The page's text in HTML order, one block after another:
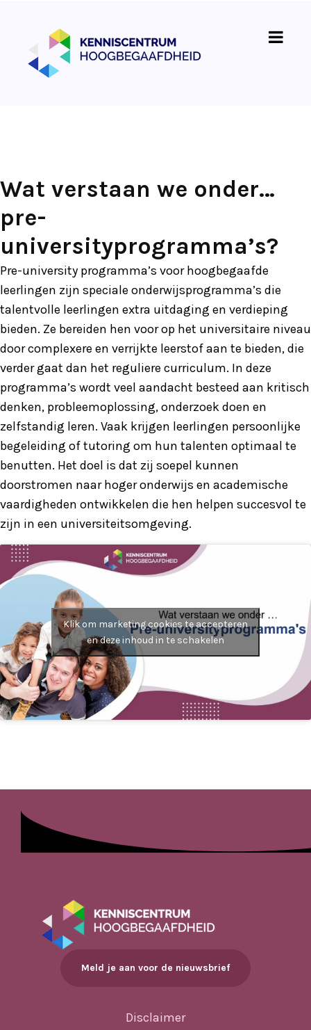
Wat verstaan we onder…
pre-
universityprogramma’s?
Pre-university programma’s voor hoogbegaafde
leerlingen zijn speciale onderwijsprogramma’s die
talentvolle leerlingen extra uitdaging en verdieping
bieden. Ze bereiden hen voor op het universitaire niveau
door complexere en verrijkte leerstof aan te bieden, die
verder gaat dan het reguliere curriculum. In deze
programma’s wordt veel aandacht besteed aan kritisch
denken, probleemoplossing, onderzoek doen en
zelfstandig leren. Vaak krijgen leerlingen persoonlijke
begeleiding of tutoring om hun talenten optimaal te
benutten. Het doel is dat zij soepel kunnen
doorstromen naar hoger onderwijs en academische
vaardigheden ontwikkelen die hen helpen succesvol te
zijn in een universiteitsomgeving.
Klik om marketing cookies te accepteren
en deze inhoud in te schakelen
Meld je aan voor de nieuwsbrief
Disclaimer